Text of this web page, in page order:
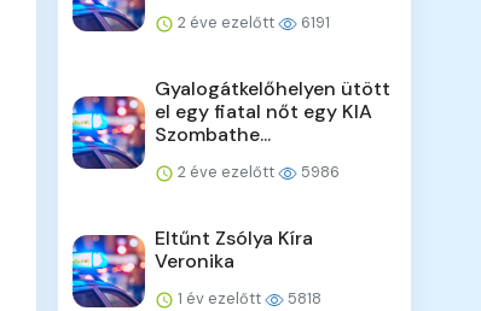
2 éve ezelőtt 6191
Gyalogátkelőhelyen ütött
el egy fiatal nőt egy KIA
Szombathe...
2 éve ezelőtt 5986
Eltűnt Zsólya Kíra
Veronika
1 év ezelőtt 5818